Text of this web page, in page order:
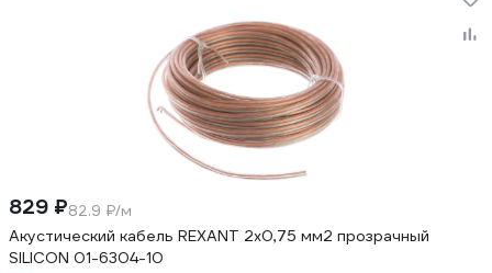
829 ₽82.9 ₽/м
Акустический кабель REXANT 2х0,75 мм2 прозрачный
SILICON 01-6304-10